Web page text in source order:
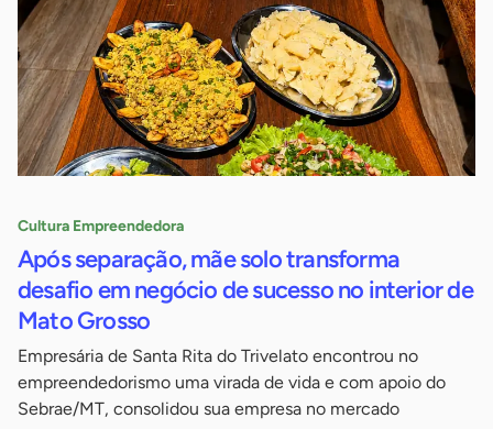
Cultura Empreendedora
Após separação, mãe solo transforma
desafio em negócio de sucesso no interior de
Mato Grosso
Empresária de Santa Rita do Trivelato encontrou no
empreendedorismo uma virada de vida e com apoio do
Sebrae/MT, consolidou sua empresa no mercado